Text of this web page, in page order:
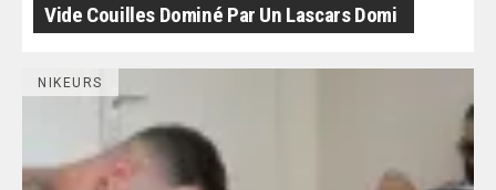
Vide Couilles Dominé Par Un Lascars Domi
NIKEURS